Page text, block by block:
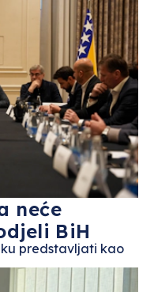
neće
BiH
predstavljati kao